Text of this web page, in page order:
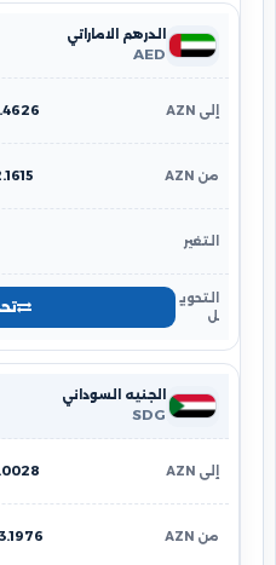
الدرهم الاماراتي
AED
الجنيه السوداني
SDG